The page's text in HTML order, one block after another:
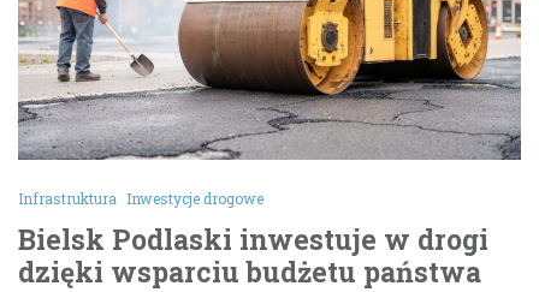
Infrastruktura Inwestycje drogowe
Bielsk Podlaski inwestuje w drogi
dzięki wsparciu budżetu państwa